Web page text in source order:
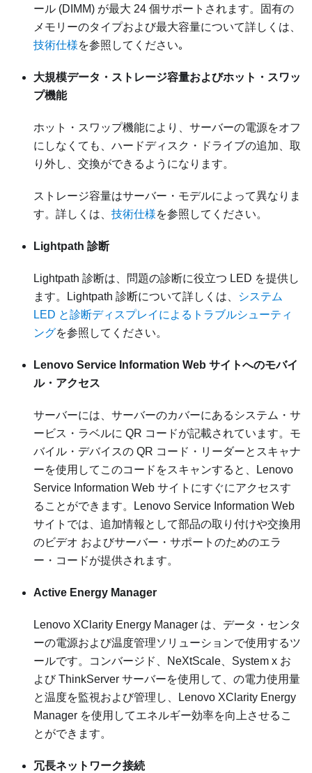
ール (DIMM) が最大 24 個サポートされます。固有の
メモリーのタイプおよび最大容量について詳しくは、
技術仕様を参照してください｡
大規模データ・ストレージ容量およびホット・スワッ
プ機能
ホット・スワップ機能により、サーバーの電源をオフ
にしなくても、ハードディスク・ドライブの追加、取
り外し、交換ができるようになります。
ストレージ容量はサーバー・モデルによって異なりま
す。詳しくは、 技術仕様を参照してください。
Lightpath 診断
Lightpath 診断は、問題の診断に役立つ LED を提供し
ます。Lightpath 診断について詳しくは、
システム
LED と診断ディスプレイによるトラブルシューティ
ングを参照してください。
Lenovo Service Information Web サイトへのモバイ
ル・アクセス
サーバーには、サーバーのカバーにあるシステム・サ
ービス・ラベルに QR コードが記載されています。モ
バイル・デバイスの QR コード・リーダーとスキャナ
ーを使用してこのコードをスキャンすると、Lenovo
Service Information Web サイトにすぐにアクセスす
ることができます。Lenovo Service Information Web
サイトでは、追加情報として部品の取り付けや交換用
のビデオ およびサーバー・サポートのためのエラ
ー・コードが提供されます。
Active Energy Manager
Lenovo XClarity Energy Manager は、データ・センタ
ーの電源および温度管理ソリューションで使用するツ
ールです。コンバージド、NeXtScale、System x お
よび ThinkServer サーバーを使用して、の電力使用量
と温度を監視および管理し、Lenovo XClarity Energy
Manager を使用してエネルギー効率を向上させるこ
とができます。
冗長ネットワーク接続